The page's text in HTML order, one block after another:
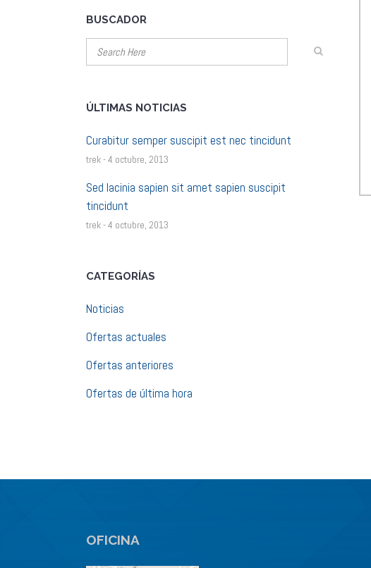
BUSCADOR
ÚLTIMAS NOTICIAS
Curabitur semper suscipit est nec tincidunt
trek - 4 octubre, 2013
Sed lacinia sapien sit amet sapien suscipit
tincidunt
trek - 4 octubre, 2013
CATEGORÍAS
Noticias
Ofertas actuales
Ofertas anteriores
Ofertas de última hora
OFICINA